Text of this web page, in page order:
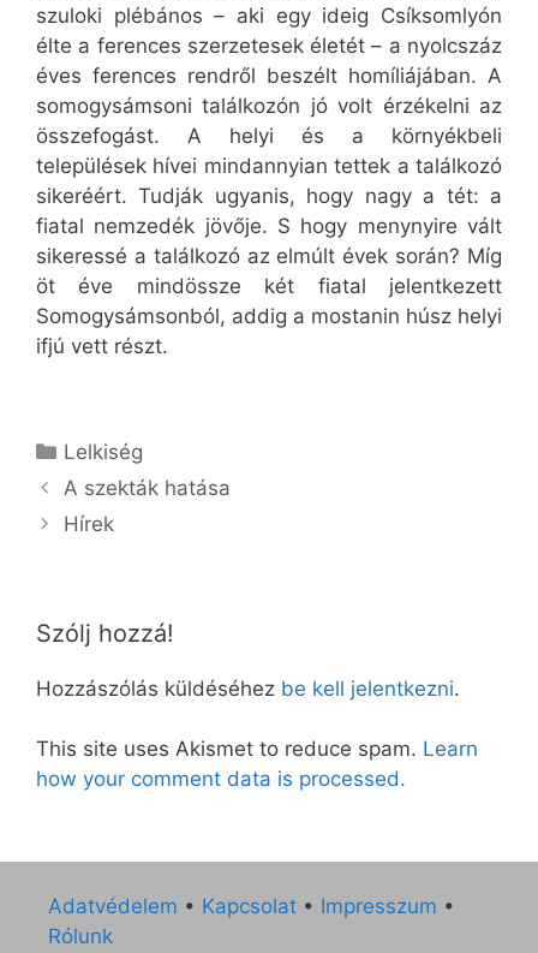
szuloki plébános – aki egy ideig Csíksomlyón
élte a ferences szerzetesek életét – a nyolcszáz
éves ferences rendről beszélt homíliájában. A
somogysámsoni találkozón jó volt érzékelni az
összefogást. A helyi és a környékbeli
települések hívei mindannyian tettek a találkozó
sikeréért. Tudják ugyanis, hogy nagy a tét: a
fiatal nemzedék jövője. S hogy menynyire vált
sikeressé a találkozó az elmúlt évek során? Míg
öt éve mindössze két fiatal jelentkezett
Somogysámsonból, addig a mostanin húsz helyi
ifjú vett részt.
Kategória
Lelkiség
A szekták hatása
Hírek
Szólj hozzá!
Hozzászólás küldéséhez be kell jelentkezni.
This site uses Akismet to reduce spam. Learn
how your comment data is processed.
Adatvédelem • Kapcsolat • Impresszum •
Rólunk